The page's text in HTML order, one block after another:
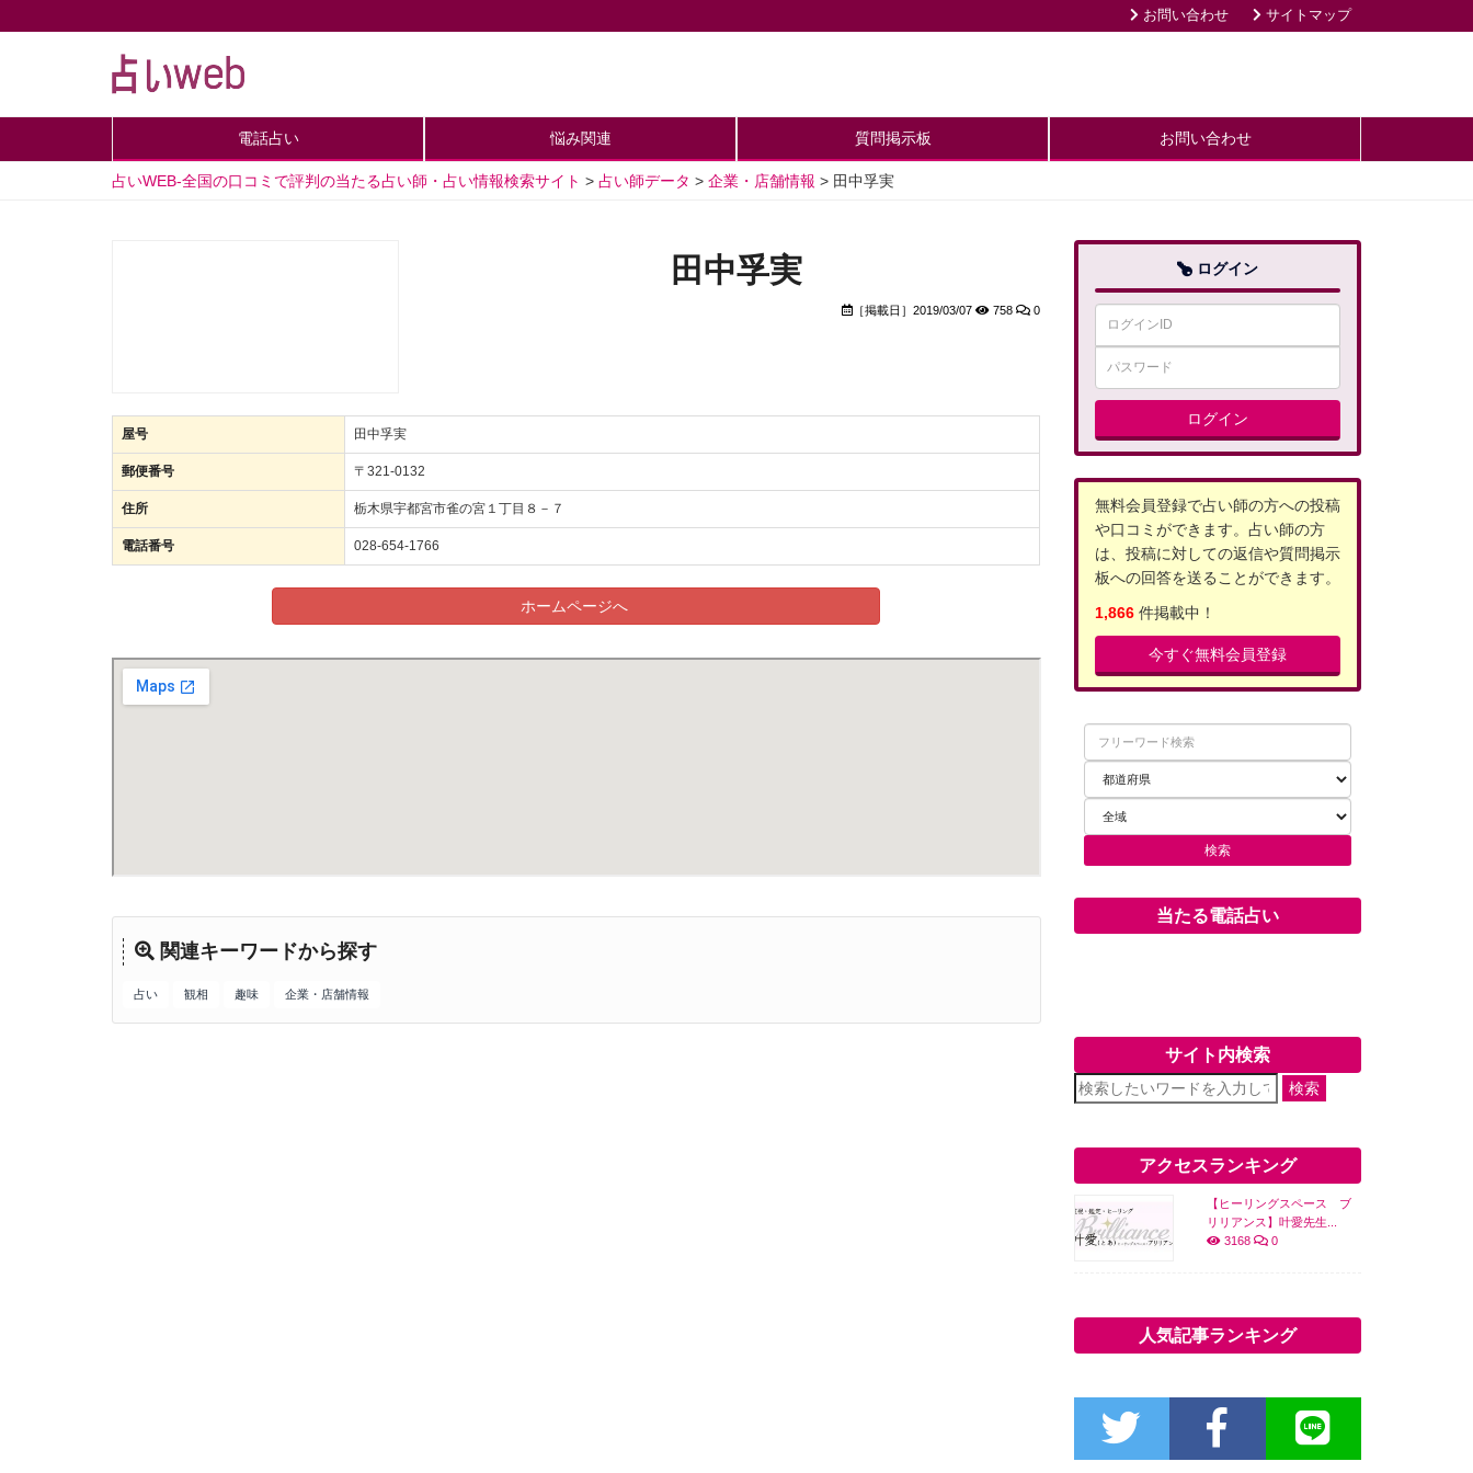
お問い合わせ サイトマップ
電話占い 悩み関連 質問掲示板 お問い合わせ
占いWEB-全国の口コミで評判の当たる占い師・占い情報検索サイト > 占い師データ > 企業・店舗情報 > 田中孚実
田中孚実
［掲載日］2019/03/07 758 0
屋号 田中孚実
郵便番号 〒321-0132
住所 栃木県宇都宮市雀の宮１丁目８－７
電話番号 028-654-1766
ホームページへ
関連キーワードから探す
占い 観相 趣味 企業・店舗情報
ログイン
ログイン
無料会員登録で占い師の方への投稿
や口コミができます。占い師の方
は、投稿に対しての返信や質問掲示
板への回答を送ることができます。
1,866件掲載中！
今すぐ無料会員登録
当たる電話占い
サイト内検索
検索
アクセスランキング
【ヒーリングスペース ブ
リリアンス】叶愛先生...
3168
0
人気記事ランキング